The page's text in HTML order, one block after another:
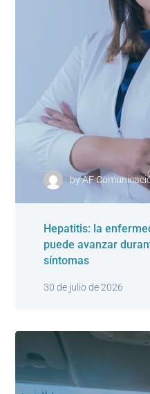
byAF
30 de julio de 2026
Hepatitis: la
puede avanzar
síntomas